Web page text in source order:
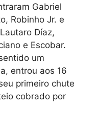
Gabriel
Robinho Jr. e
Díaz,
e Escobar.
um
entrou aos 16
primeiro chute
cobrado por